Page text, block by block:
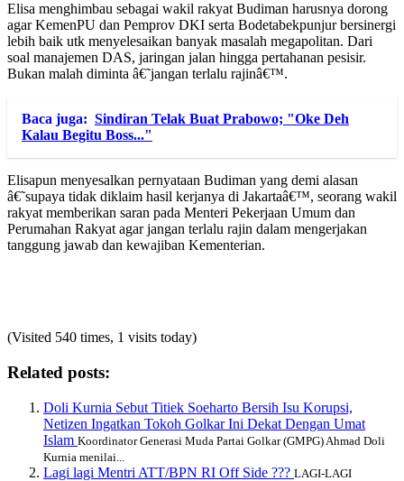
Elisa menghimbau sebagai wakil rakyat Budiman harusnya dorong
agar KemenPU dan Pemprov DKI serta Bodetabekpunjur bersinergi
lebih baik utk menyelesaikan banyak masalah megapolitan. Dari
soal manajemen DAS, jaringan jalan hingga pertahanan pesisir.
Bukan malah diminta â€˜jangan terlalu rajinâ€™.
Baca juga: Sindiran Telak Buat Prabowo; "Oke Deh
Kalau Begitu Boss..."
Elisapun menyesalkan pernyataan Budiman yang demi alasan
â€˜supaya tidak diklaim hasil kerjanya di Jakartaâ€™, seorang wakil
rakyat memberikan saran pada Menteri Pekerjaan Umum dan
Perumahan Rakyat agar jangan terlalu rajin dalam mengerjakan
tanggung jawab dan kewajiban Kementerian.
(Visited 540 times, 1 visits today)
Related posts:
Doli Kurnia Sebut Titiek Soeharto Bersih Isu Korupsi,
Netizen Ingatkan Tokoh Golkar Ini Dekat Dengan Umat
Islam Koordinator Generasi Muda Partai Golkar (GMPG) Ahmad Doli
Kurnia menilai...
Lagi lagi Mentri ATT/BPN RI Off Side ??? LAGI-LAGI